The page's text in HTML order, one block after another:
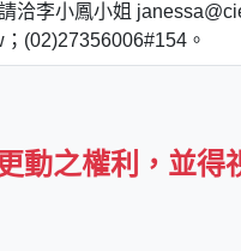
洽李小鳳小姐
(02)27356006#154。
動之權利，並得